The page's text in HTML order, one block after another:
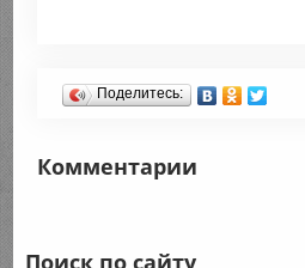
Поделитесь:
Комментарии
Поиск по сайту